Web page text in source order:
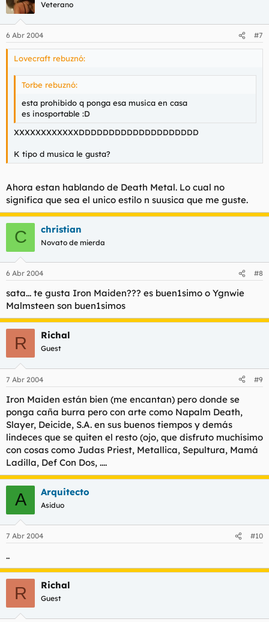
Veterano
6 Abr 2004 #7
Lovecraft rebuznó:
Torbe rebuznó:
esta prohibido q ponga esa musica en casa
es inosportable :D
XXXXXXXXXXXXDDDDDDDDDDDDDDDDDDDD
K tipo d musica le gusta?
Ahora estan hablando de Death Metal. Lo cual no
significa que sea el unico estilo n suusica que me guste.
C christian
Novato de mierda
6 Abr 2004 #8
sata... te gusta Iron Maiden??? es buen1simo o Ygnwie
Malmsteen son buen1simos
R Richal
Guest
7 Abr 2004 #9
Iron Maiden están bien (me encantan) pero donde se
ponga caña burra pero con arte como Napalm Death,
Slayer, Deicide, S.A. en sus buenos tiempos y demás
lindeces que se quiten el resto (ojo, que disfruto muchísimo
con cosas como Judas Priest, Metallica, Sepultura, Mamá
Ladilla, Def Con Dos, ....
A Arquitecto
Asiduo
7 Abr 2004 #10
..
R Richal
Guest